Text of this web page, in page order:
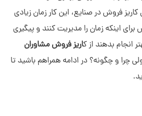
وسط قیف
پایین قیف
فروش
فروش در صنایع، این کار زمان زیادی
اینکه زمان را مدیریت کنند و پیگیری
انجام بدهند از کاریز فروش مشاوران
چرا و چگونه؟ در ادامه همراهم باشید تا